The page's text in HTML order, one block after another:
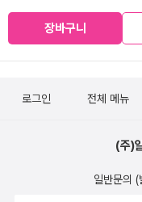
장바구니
로그인 전체 메뉴
(주)
일반문의 (